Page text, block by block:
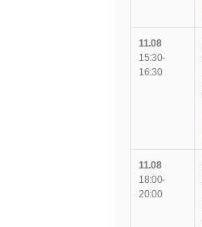
11.08
15:30-
16:30
11.08
18:00-
20:00